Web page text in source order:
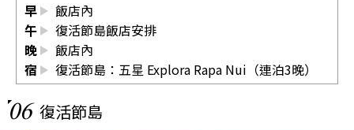
早
飯店內
午
復活節島飯店安排
晚
飯店內
宿
復活節島：五星 Explora Rapa Nui（連泊3晚）
06 復活節島